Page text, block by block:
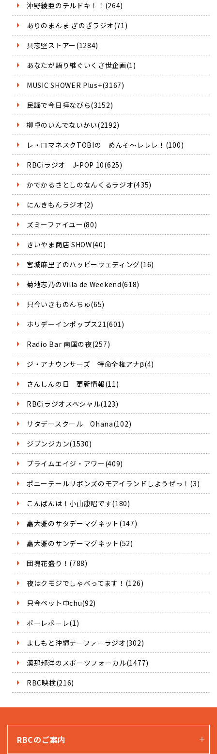
沖野綾亜のチルドキ！！(264)
ありのまんま ぎのざラジオ(71)
具志堅ストアー(1284)
あなたが語り継ぐいくさ世企画(1)
MUSIC SHOWER Plus+(3167)
民謡で今日拝なびら(3152)
柳卓のいんでないかい(2192)
レ・ロマネスクTOBIの めんそ～レレレ！(100)
RBCiラジオ J-POP 10(625)
かでかるさとしのなんくるラジオ(435)
にんきもんラジオ(2)
ズミーファイユー(80)
きいやま商店 SHOW(40)
宮城麻里子のハッピーウェディング(16)
菊地志乃のVilla de Weekend(618)
只今いきものんちゅ(65)
ホリデーインポップス21(601)
Radio Bar 南国の夜(257)
ジ・アナウンサーズ 特命全権アナβ(4)
さんしんの日 更新情報(11)
RBCiラジオスペシャル(123)
サタデースクール Ohana(102)
ジブンジカン(1530)
プライムエイジ・アワー(409)
ポニーテールリボンズのモアイランドしようぜっ！(3)
こんばんは！小山康昭です(180)
嘉大雅のサタデーマグネット(147)
嘉大雅のサンデーマグネット(52)
団塊花盛り！(788)
夜はクモジでしゃべってます！(126)
只今ペット中chu(92)
ポーレポーレ(1)
よしもと沖縄テーファーラジオ(302)
漢那邦洋のスポーツフォーカル(1477)
RBC映検(216)
RBCのご案内